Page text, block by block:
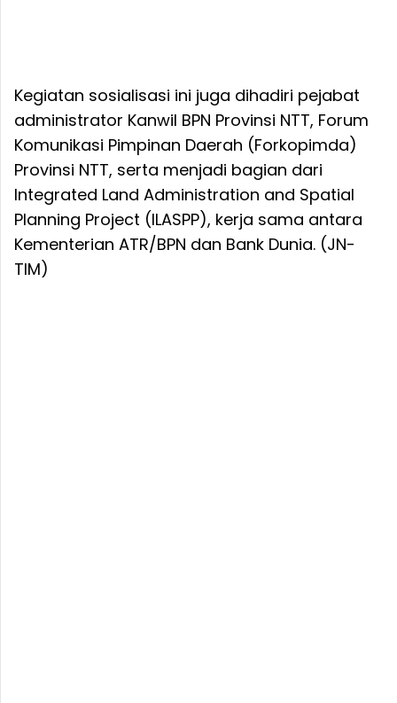
Kegiatan sosialisasi ini juga dihadiri pejabat
administrator Kanwil BPN Provinsi NTT, Forum
Komunikasi Pimpinan Daerah (Forkopimda)
Provinsi NTT, serta menjadi bagian dari
Integrated Land Administration and Spatial
Planning Project (ILASPP), kerja sama antara
Kementerian ATR/BPN dan Bank Dunia. (JN-
TIM)